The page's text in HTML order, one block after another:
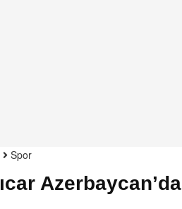
Spor
Azerbaycan’da